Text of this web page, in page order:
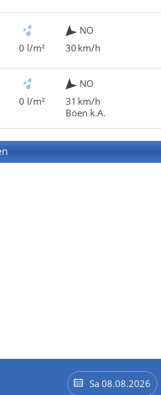
0 l/m²
NO
30 km/h
0 l/m²
NO
31 km/h
Böen k.A.
Sa 08.08.2026